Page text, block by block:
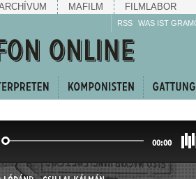
MAFILM FILMLABOR
RSS WAS IST
00:00